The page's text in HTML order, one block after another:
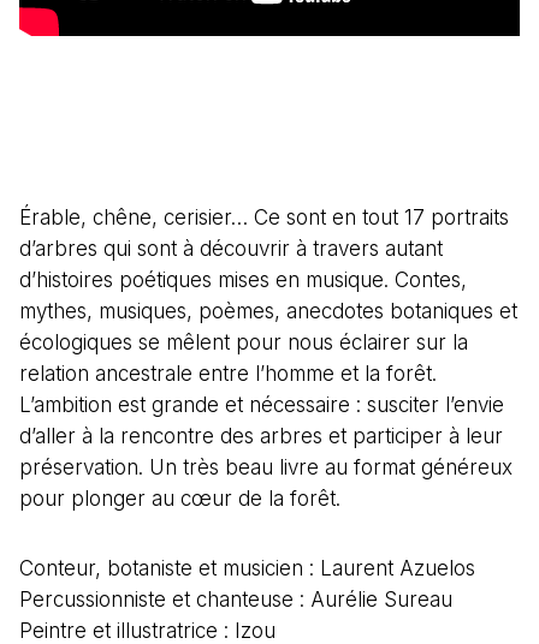
Érable, chêne, cerisier… Ce sont en tout 17 portraits
d’arbres qui sont à découvrir à travers autant
d’histoires poétiques mises en musique. Contes,
mythes, musiques, poèmes, anecdotes botaniques et
écologiques se mêlent pour nous éclairer sur la
relation ancestrale entre l’homme et la forêt.
L’ambition est grande et nécessaire : susciter l’envie
d’aller à la rencontre des arbres et participer à leur
préservation. Un très beau livre au format généreux
pour plonger au cœur de la forêt.
Conteur, botaniste et musicien : Laurent Azuelos
Percussionniste et chanteuse : Aurélie Sureau
Peintre et illustratrice : Izou